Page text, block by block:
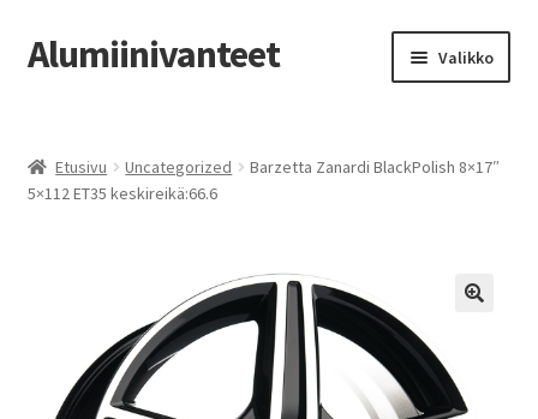
Siirry
navigointiin
Siirry
sisältöön
Alumiinivanteet Valikko
Kauppa
Vanteiden osto-opas
Etusivu Uncategorized
Barzetta Zanardi BlackPolish 8×17″
5×112 ET35 keskireikä:66.6